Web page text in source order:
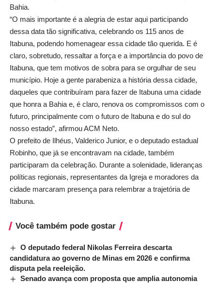
Bahia.
“O mais importante é a alegria de estar aqui participando
dessa data tão significativa, celebrando os 115 anos de
Itabuna, podendo homenagear essa cidade tão querida. E é
claro, sobretudo, ressaltar a força e a importância do povo de
Itabuna, que tem motivos de sobra para se orgulhar de seu
município. Hoje a gente parabeniza a história dessa cidade,
daqueles que contribuíram para fazer de Itabuna uma cidade
que honra a Bahia e, é claro, renova os compromissos com o
futuro, principalmente com o futuro de Itabuna e do sul do
nosso estado”, afirmou ACM Neto.
O prefeito de Ilhéus, Valderico Junior, e o deputado estadual
Robinho, que já se encontravam na cidade, também
participaram da celebração. Durante a solenidade, lideranças
políticas regionais, representantes da Igreja e moradores da
cidade marcaram presença para relembrar a trajetória de
Itabuna.
Você também pode gostar
O deputado federal Nikolas Ferreira descarta
candidatura ao governo de Minas em 2026 e confirma
disputa pela reeleição.
Senado avança com proposta que amplia autonomia